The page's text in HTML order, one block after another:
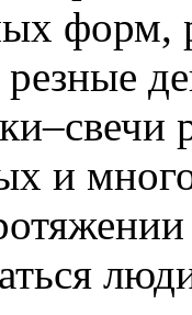
форм,
резные
и